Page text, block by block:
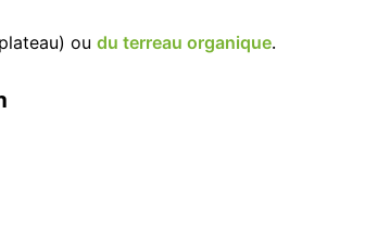
ou du terreau organique.